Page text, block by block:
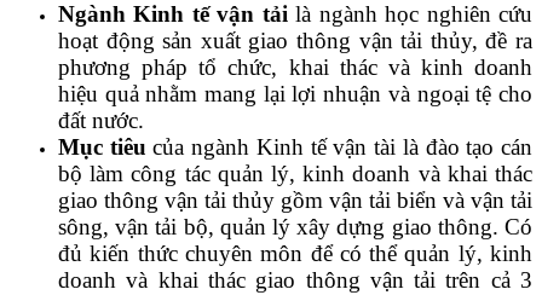
Ngành Kinh tế vận tảilà ngành học nghiên cứu
hoạt động sản xuất giao thông vận tải thủy, đề ra
phương pháp tổ chức, khai thác và kinh doanh
hiệu quả nhằm mang lại lợi nhuận và ngoại tệ cho
đất nước.
Mục tiêucủa ngành Kinh tế vận tài là đào tạo cán
bộ làm công tác quản lý, kinh doanh và khai thác
giao thông vận tải thủy gồm vận tải biển và vận tải
sông, vận tải bộ, quản lý xây dựng giao thông. Có
đủ kiến thức chuyên môn để có thể quản lý, kinh
doanh và khai thác giao thông vận tải trên cả 3